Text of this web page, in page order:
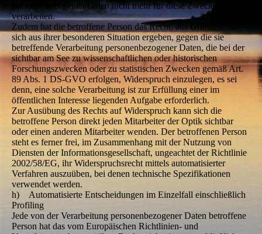
personenbezogenen Daten nicht mehr für diese Zwecke
verarbeiten.
Zudem hat die betroffene Person das Recht, aus Gründen, die
sich aus ihrer besonderen Situation ergeben, gegen die sie
betreffende Verarbeitung personenbezogener Daten, die bei der
sichtbar am See zu wissenschaftlichen oder historischen
Forschungszwecken oder zu statistischen Zwecken gemäß Art.
89 Abs. 1 DS-GVO erfolgen, Widerspruch einzulegen, es sei
denn, eine solche Verarbeitung ist zur Erfüllung einer im
öffentlichen Interesse liegenden Aufgabe erforderlich.
Zur Ausübung des Rechts auf Widerspruch kann sich die
betroffene Person direkt jeden Mitarbeiter der Optik sichtbar
oder einen anderen Mitarbeiter wenden. Der betroffenen Person
steht es ferner frei, im Zusammenhang mit der Nutzung von
Diensten der Informationsgesellschaft, ungeachtet der Richtlinie
2002/58/EG, ihr Widerspruchsrecht mittels automatisierter
Verfahren auszuüben, bei denen technische Spezifikationen
verwendet werden.
h) Automatisierte Entscheidungen im Einzelfall einschließlich
Profiling
Jede von der Verarbeitung personenbezogener Daten betroffene
Person hat das vom Europäischen Richtlinien- und